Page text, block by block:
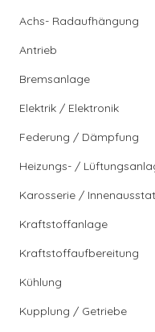
Achs- Radaufhängung
Antrieb
Bremsanlage
Elektrik / Elektronik
Federung / Dämpfung
Heizungs- /
Karosserie /
Kraftstoffanlage
Kraftstoffaufbereitung
Kühlung
Kupplung / Getriebe